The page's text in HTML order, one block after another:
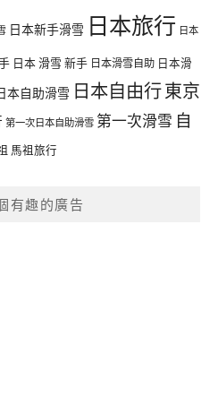
日本新手滑雪 日本旅行 日本
日本 滑雪 新手 日本滑雪自助 日本滑
本自助滑雪 日本自由行東京
第一次日本自助滑雪 第一次滑雪 自
馬祖旅行
有趣的廣告